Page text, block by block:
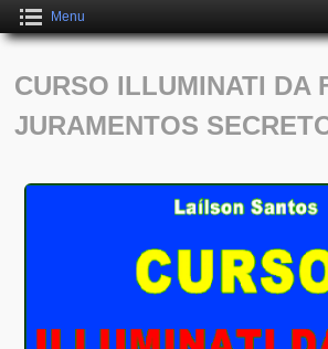
Menu
CURSO ILLUMINATI DA
JURAMENTOS